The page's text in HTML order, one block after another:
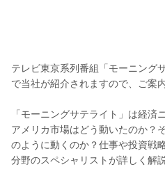
テレビ東京系列番組「モーニング
で当社が紹介されますので、ご案
「モーニングサテライト」は経済
アメリカ市場はどう動いたのか？
のように動くのか？仕事や投資戦
分野のスペシャリストが詳しく解